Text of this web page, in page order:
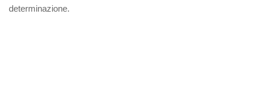
determinazione.